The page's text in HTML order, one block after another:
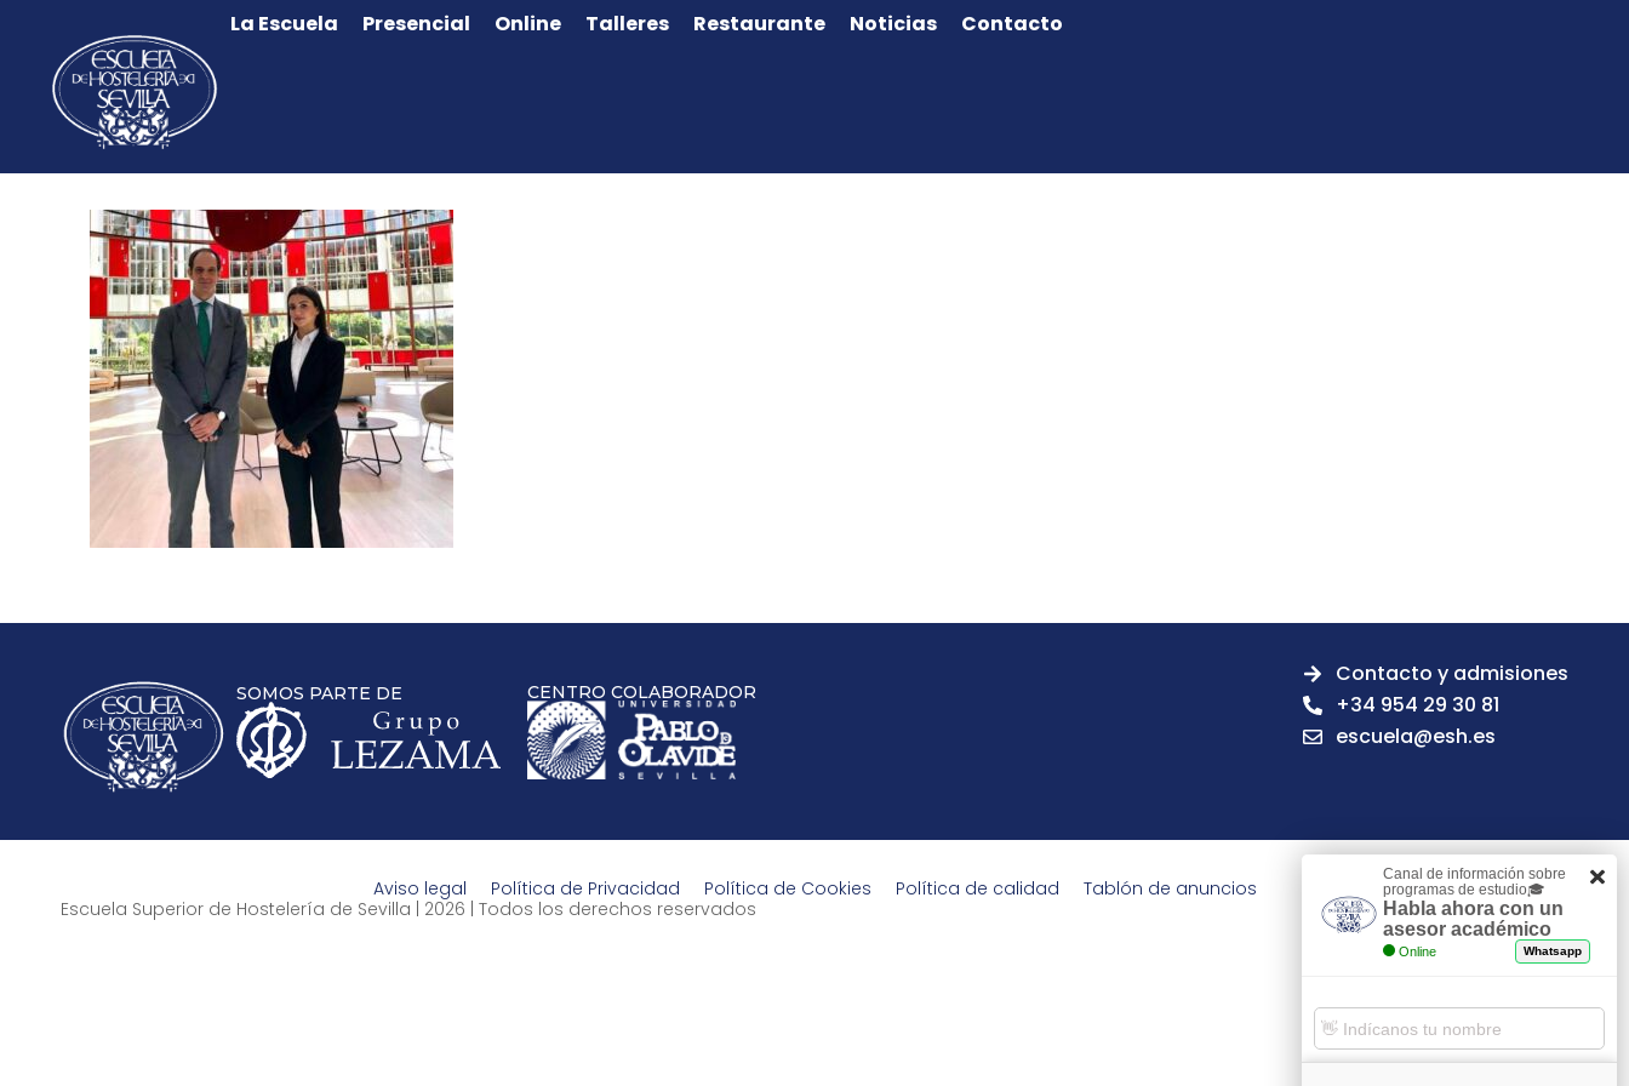
La Escuela Presencial Online Talleres Restaurante Noticias Contacto
SOMOS PARTE DE CENTRO COLABORADOR
Contacto y admisiones
+34 954 29 30 81
escuela@esh.es
Aviso legal Política de Privacidad Política de Cookies Política de calidad
Tablón de anuncios
Escuela Superior de Hostelería de Sevilla | 2026 | Todos los derechos reservados
Canal de información sobre
programas de estudio🎓
Habla ahora con un
asesor académico
Online Whatsapp